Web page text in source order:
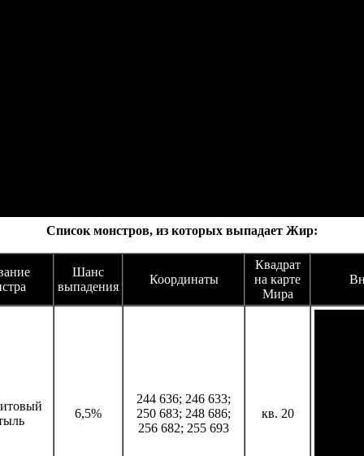
Список монстров, из которых выпадает Жир:
Шанс
выпадения
Координаты
Квадрат
на карте
Мира
6,5%
244 636; 246 633;
250 683; 248 686;
256 682; 255 693
кв. 20